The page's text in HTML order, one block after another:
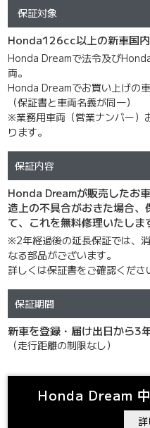
保証対象
保証内容
保証期間
Honda126cc以上の新車国
Honda Dreamで法令及び
両。
Honda Dreamでお買い上げの車
（保証書と車両名義が同一）
※業務用車両（営業ナンバー）
ります。
Honda Dreamが販売したお
造上の不具合がおきた場合
て、これを無料修理いたしま
※2年経過後の延長保証では、
なる部品がございます。
詳しくは保証書をご確認くださ
新車を登録・届け出日から3
（走行距離の制限なし）
Honda Dream